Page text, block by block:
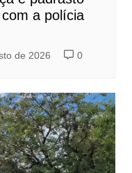
a polícia
de 2026 0